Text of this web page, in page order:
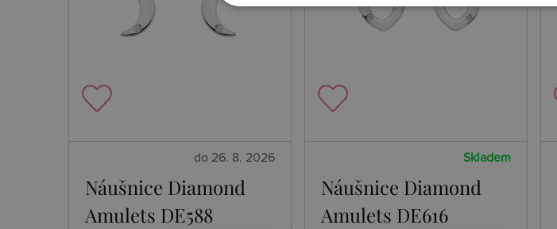
do 26. 8. 2026
Náušnice Diamond
Amulets DE588
Skladem
Náušnice Diamond
Amulets DE616